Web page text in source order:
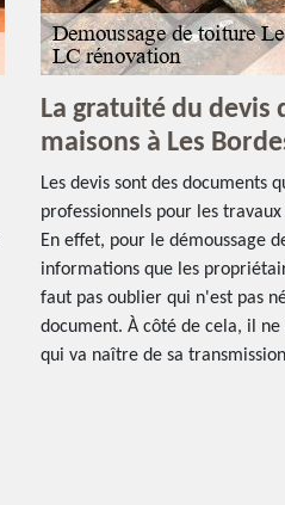
La gratuité du devis
maisons à Les
Les devis sont des documents
professionnels pour les
En effet, pour le démoussage
informations que les
faut pas oublier qui n'est pas
document. À côté de cela, il
qui va naître de sa